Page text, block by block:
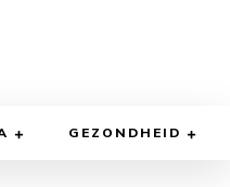
GEZONDHEID